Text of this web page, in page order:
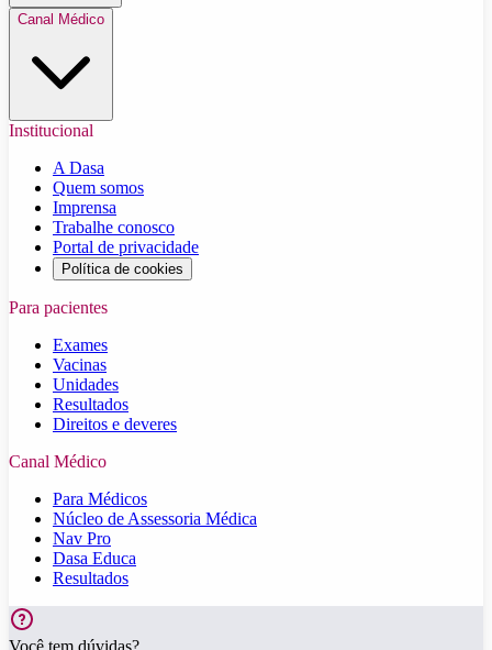
Canal Médico
Institucional
A Dasa
Quem somos
Imprensa
Trabalhe conosco
Portal de privacidade
Política de cookies
Para pacientes
Exames
Vacinas
Unidades
Resultados
Direitos e deveres
Canal Médico
Para Médicos
Núcleo de Assessoria Médica
Nav Pro
Dasa Educa
Resultados